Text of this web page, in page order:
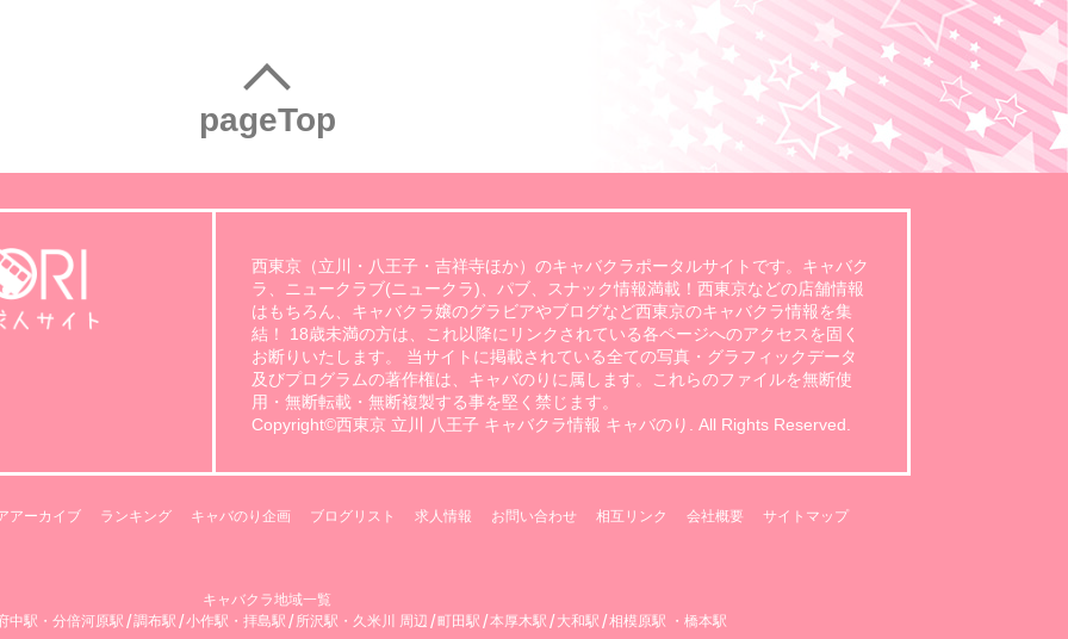
pageTop
西東京（立川・八王子・吉祥寺ほか）のキャバクラポータルサイトです。キャバク
ラ、ニュークラブ(ニュークラ)、パブ、スナック情報満載！西東京などの店舗情報
はもちろん、キャバクラ嬢のグラビアやブログなど西東京のキャバクラ情報を集
結！ 18歳未満の方は、これ以降にリンクされている各ページへのアクセスを固く
お断りいたします。 当サイトに掲載されている全ての写真・グラフィックデータ
及びプログラムの著作権は、キャバのりに属します。これらのファイルを無断使
用・無断転載・無断複製する事を堅く禁じます。
Copyright©西東京 立川 八王子 キャバクラ情報 キャバのり. All Rights Reserved.
アーカイブ ランキング キャバのり企画 ブログリスト 求人情報 お問い合わせ 相互リンク 会社概要 サイトマップ
キャバクラ地域一覧
中駅・分倍河原駅 /調布駅 /小作駅・拝島駅 / 所沢駅・久米川 周辺 /町田駅 /本厚木駅 / 大和駅 /相模原駅 ・橋本駅